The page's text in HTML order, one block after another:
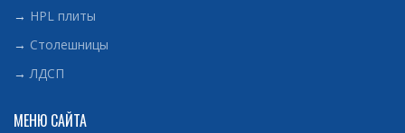
→ HPL плиты
→ Столешницы
→ЛДСП
МЕНЮ САЙТА